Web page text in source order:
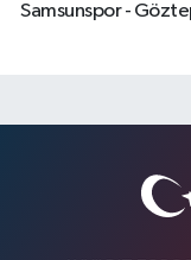
Samsunspor -